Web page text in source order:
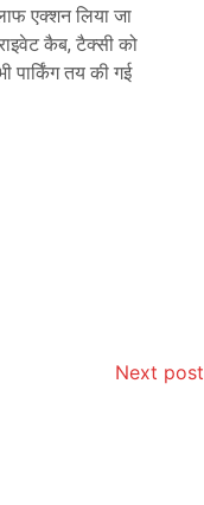
एक्शन लिया जा
कैब, टैक्सी को
पार्किंग तय की गई
Next post